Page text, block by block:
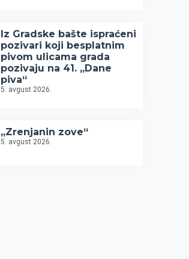
Iz Gradske bašte ispraćeni
pozivari koji besplatnim
pivom ulicama grada
pozivaju na 41. „Dane
piva“
5. avgust 2026.
„Zrenjanin zove“
5. avgust 2026.